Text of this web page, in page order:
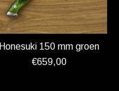
Honesuki 150 mm groen
€659,00